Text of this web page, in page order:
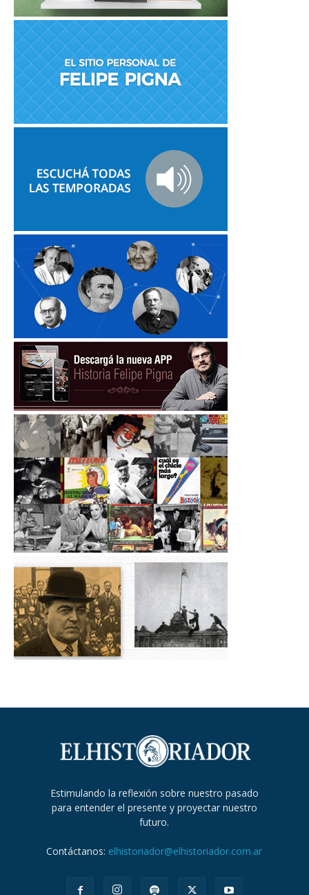
Estimulando la reflexión sobre nuestro pasado
para entender el presente y proyectar nuestro
futuro.
Contáctanos: elhistoriador@elhistoriador.com.ar